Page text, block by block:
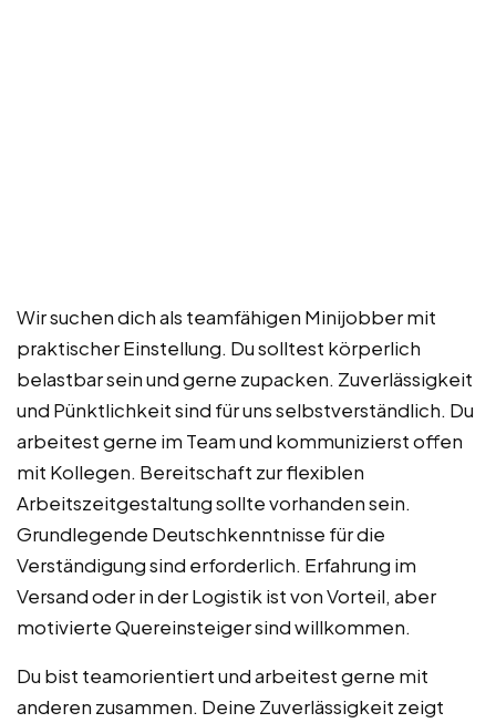
Wir suchen dich als teamfähigen Minijobber mit
praktischer Einstellung. Du solltest körperlich
belastbar sein und gerne zupacken. Zuverlässigkeit
und Pünktlichkeit sind für uns selbstverständlich. Du
arbeitest gerne im Team und kommunizierst offen
mit Kollegen. Bereitschaft zur flexiblen
Arbeitszeitgestaltung sollte vorhanden sein.
Grundlegende Deutschkenntnisse für die
Verständigung sind erforderlich. Erfahrung im
Versand oder in der Logistik ist von Vorteil, aber
motivierte Quereinsteiger sind willkommen.
Du bist teamorientiert und arbeitest gerne mit
anderen zusammen. Deine Zuverlässigkeit zeigt